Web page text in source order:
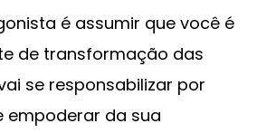
é assumir que você é
de transformação das
se responsabilizar por
empoderar da sua